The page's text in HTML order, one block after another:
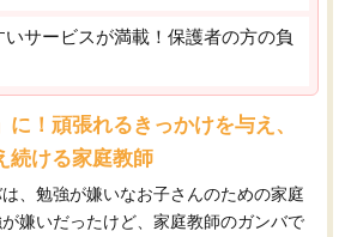
サービスが満載！保護者の方の負
！頑張れるきっかけを与え、
続ける家庭教師
、勉強が嫌いなお子さんのための家庭
嫌いだったけど、家庭教師のガンバで